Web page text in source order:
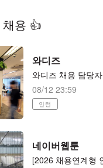
용 👍
와디즈
와디즈 채용 담당
08/12 23:59
인턴
네이버웹툰